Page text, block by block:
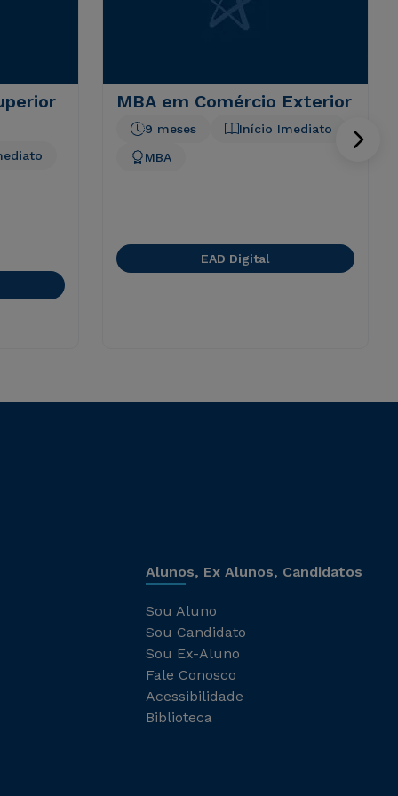
MBA em Comércio Exterior
Início Imediato
9 meses
MBA
EAD Digital
Alunos, Ex Alunos, Candidatos
Sou Aluno
Sou Candidato
Sou Ex-Aluno
Fale Conosco
Acessibilidade
Biblioteca